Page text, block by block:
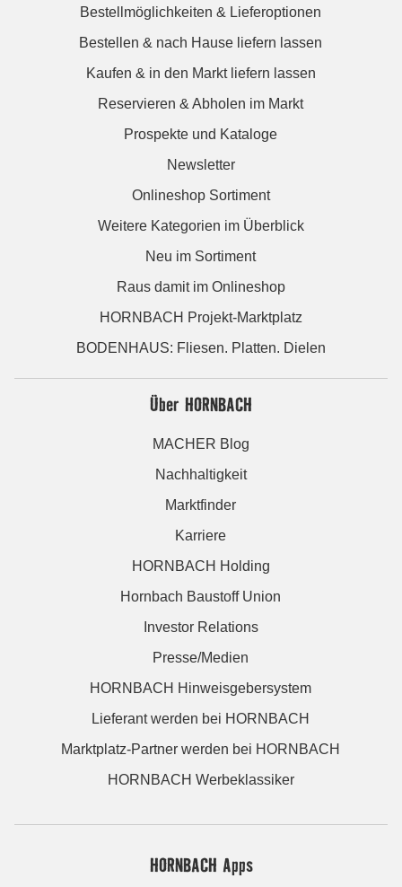
Bestellmöglichkeiten & Lieferoptionen
Bestellen & nach Hause liefern lassen
Kaufen & in den Markt liefern lassen
Reservieren & Abholen im Markt
Prospekte und Kataloge
Newsletter
Onlineshop Sortiment
Weitere Kategorien im Überblick
Neu im Sortiment
Raus damit im Onlineshop
HORNBACH Projekt-Marktplatz
BODENHAUS: Fliesen. Platten. Dielen
Über HORNBACH
MACHER Blog
Nachhaltigkeit
Marktfinder
Karriere
HORNBACH Holding
Hornbach Baustoff Union
Investor Relations
Presse/Medien
HORNBACH Hinweisgebersystem
Lieferant werden bei HORNBACH
Marktplatz-Partner werden bei HORNBACH
HORNBACH Werbeklassiker
HORNBACH Apps